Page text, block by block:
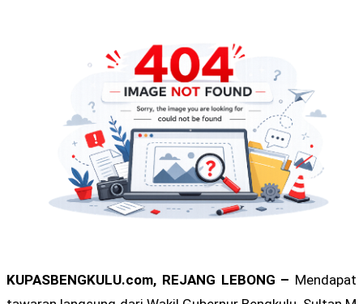
KUPASBENGKULU.com, REJANG LEBONG – Mendapat